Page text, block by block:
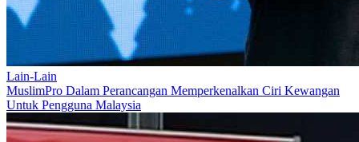
Lain-Lain
MuslimPro Dalam Perancangan Memperkenalkan Ciri Kewangan
Untuk Pengguna Malaysia